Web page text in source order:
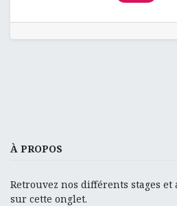
À PROPOS
Retrouvez nos différents stages
sur cette onglet.